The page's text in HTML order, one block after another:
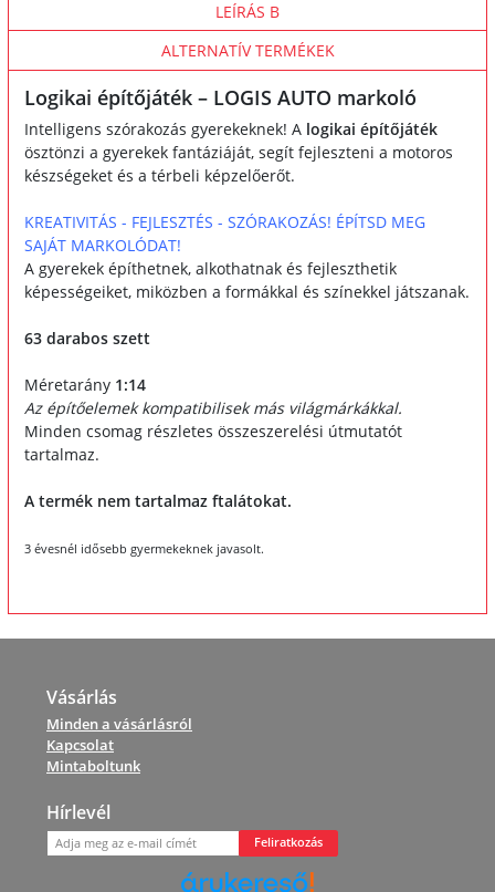
LEÍRÁS B
ALTERNATÍV TERMÉKEK
Logikai építőjáték – LOGIS AUTO markoló
Intelligens szórakozás gyerekeknek! A logikai építőjáték
ösztönzi a gyerekek fantáziáját, segít fejleszteni a motoros
készségeket és a térbeli képzelőerőt.
KREATIVITÁS - FEJLESZTÉS - SZÓRAKOZÁS! ÉPÍTSD MEG
SAJÁT MARKOLÓDAT!
A gyerekek építhetnek, alkothatnak és fejleszthetik
képességeiket, miközben a formákkal és színekkel játszanak.
63 darabos szett
Méretarány 1:14
Az építőelemek kompatibilisek más világmárkákkal.
Minden csomag részletes összeszerelési útmutatót
tartalmaz.
A termék nem tartalmaz ftalátokat.
3 évesnél idősebb gyermekeknek javasolt.
Vásárlás
Minden a vásárlásról
Kapcsolat
Mintaboltunk
Hírlevél
Feliratkozás